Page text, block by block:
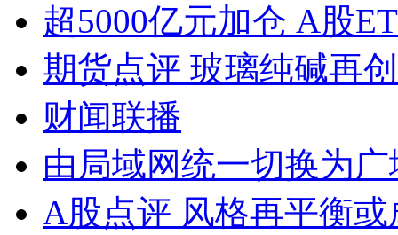
超5000亿元加仓 A股
期货点评 玻璃纯碱再
财闻联播
由局域网统一切换为
A股点评 风格再平衡或